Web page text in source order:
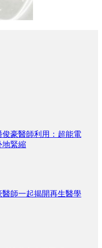
豪醫師利用：超能電
地緊縮
醫師一起揭開再生醫學